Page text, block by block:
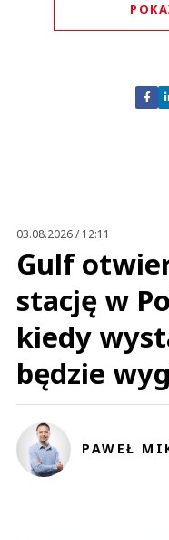
Nie
Zostaw
03.08.2026 / 12:11
Gulf
stację w
kiedy
będzie
PAWEŁ